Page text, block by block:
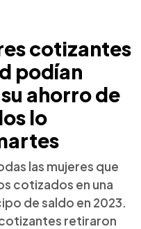
cotizantes
podían
ahorro de
lo
las mujeres que
cotizados en una
de saldo en 2023.
retiraron